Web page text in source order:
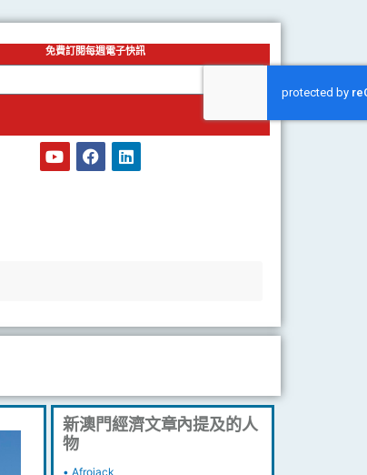
免費訂閱每週電子快訊
新澳門經濟文章內提及的人
物
•Afrojack